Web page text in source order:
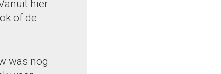
hier
of de
was nog